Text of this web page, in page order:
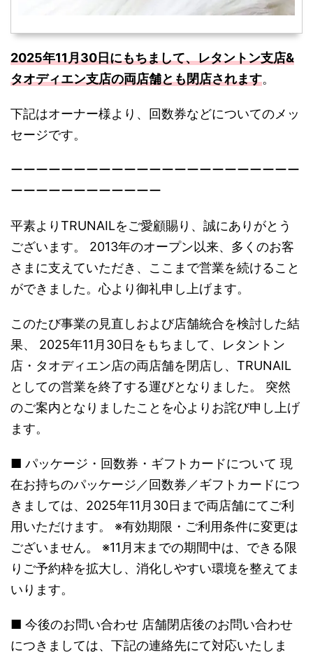
2025年11月30日にもちまして、レタントン支店&
タオディエン支店の両店舗とも閉店されます。
下記はオーナー様より、回数券などについてのメッ
セージです。
ーーーーーーーーーーーーーーーーーーーーーーー
ーーーーーーーーーーーー
平素よりTRUNAILをご愛顧賜り、誠にありがとう
ございます。 2013年のオープン以来、多くのお客
さまに支えていただき、ここまで営業を続けること
ができました。心より御礼申し上げます。
このたび事業の見直しおよび店舗統合を検討した結
果、 2025年11月30日をもちまして、レタントン
店・タオディエン店の両店舗を閉店し、TRUNAIL
としての営業を終了する運びとなりました。 突然
のご案内となりましたことを心よりお詫び申し上げ
ます。
■ パッケージ・回数券・ギフトカードについて 現
在お持ちのパッケージ／回数券／ギフトカードにつ
きましては、2025年11月30日まで両店舗にてご利
用いただけます。 ※有効期限・ご利用条件に変更は
ございません。 ※11月末までの期間中は、できる限
りご予約枠を拡大し、消化しやすい環境を整えてま
いります。
■ 今後のお問い合わせ 店舗閉店後のお問い合わせ
につきましては、下記の連絡先にて対応いたしま